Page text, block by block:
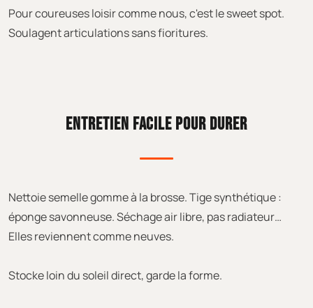
Pour coureuses loisir comme nous, c'est le sweet spot.
Soulagent articulations sans fioritures.
ENTRETIEN FACILE POUR DURER
Nettoie semelle gomme à la brosse. Tige synthétique :
éponge savonneuse. Séchage air libre, pas radiateur…
Elles reviennent comme neuves.
Stocke loin du soleil direct, garde la forme.